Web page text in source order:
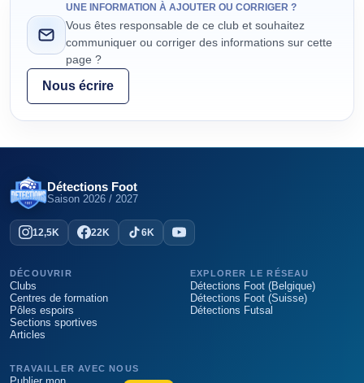
UNE INFORMATION À AJOUTER OU CORRIGER ?
Vous êtes responsable de ce club et souhaitez
communiquer ou corriger des informations sur cette
page ?
Nous écrire
Détections Foot
Saison 2026 / 2027
12,5K 22K 6K
DÉCOUVRIR
Clubs
Centres de formation
Pôles espoirs
Sections sportives
Articles
EXPLORER LE RÉSEAU
Détections Foot (Belgique)
Détections Foot (Suisse)
Détections Futsal
TRAVAILLER AVEC NOUS
Publier mon